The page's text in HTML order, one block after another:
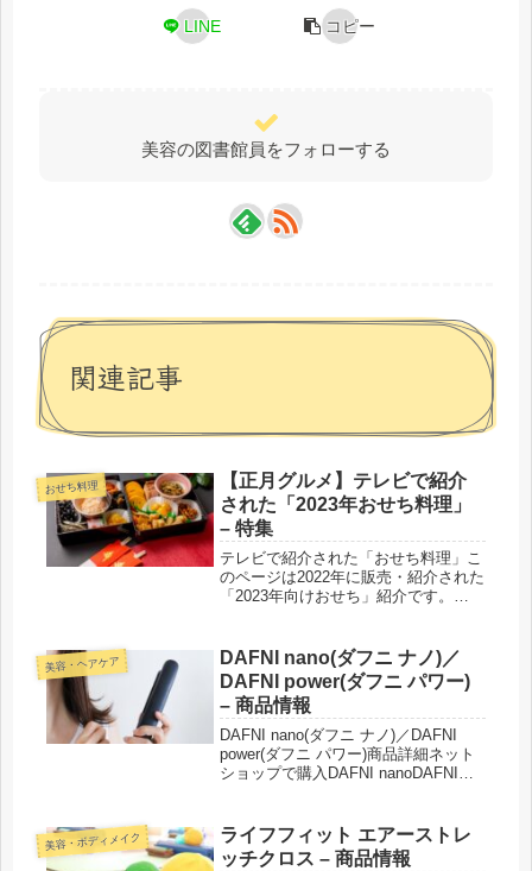
LINE コピー
美容の図書館員をフォローする
関連記事
おせち料理
【正月グルメ】テレビで紹介
された「2023年おせち料理」
– 特集
テレビで紹介された「おせち料理」こ
のページは2022年に販売・紹介された
「2023年向けおせち」紹介です。
す。日本テレビ系日テレ限定 3シェ
フ×和洋中おせち三段重速水...
美容・ヘアケア
DAFNI nano(ダフニ ナノ)／
DAFNI power(ダフニ パワー)
– 商品情報
DAFNI nano(ダフニ ナノ)／DAFNI
power(ダフニ パワー)商品詳細ネット
ショップで購入DAFNI nanoDAFNI
美容・ボディメイク
ライフフィット エアーストレ
ッチクロス – 商品情報